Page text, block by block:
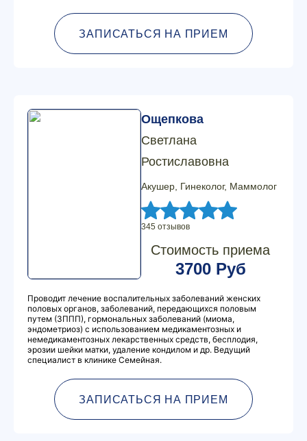
ЗАПИСАТЬСЯ НА ПРИЕМ
Ощепкова
Светлана
Ростиславовна
Акушер, Гинеколог, Маммолог
345 отзывов
Стоимость приема
3700 Руб
Проводит лечение воспалительных заболеваний женских
половых органов, заболеваний, передающихся половым
путем (ЗППП), гормональных заболеваний (миома,
эндометриоз) с использованием медикаментозных и
немедикаментозных лекарственных средств, бесплодия,
эрозии шейки матки, удаление кондилом и др. Ведущий
специалист в клинике Семейная.
ЗАПИСАТЬСЯ НА ПРИЕМ